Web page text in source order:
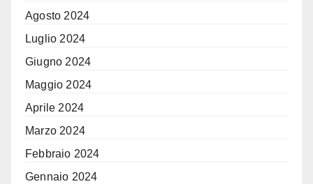
Agosto 2024
Luglio 2024
Giugno 2024
Maggio 2024
Aprile 2024
Marzo 2024
Febbraio 2024
Gennaio 2024